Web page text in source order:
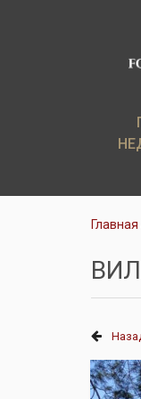
Главная